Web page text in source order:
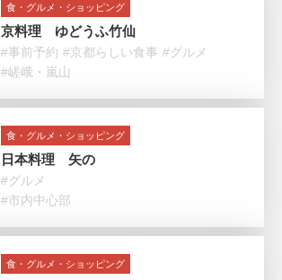
食・グルメ・ショッピング
京料理 ゆどうふ竹仙
#事前予約 #京都らしい食事 #グルメ
#嵯峨・嵐山
食・グルメ・ショッピング
日本料理 矢の
#グルメ
#市内中心部
食・グルメ・ショッピング